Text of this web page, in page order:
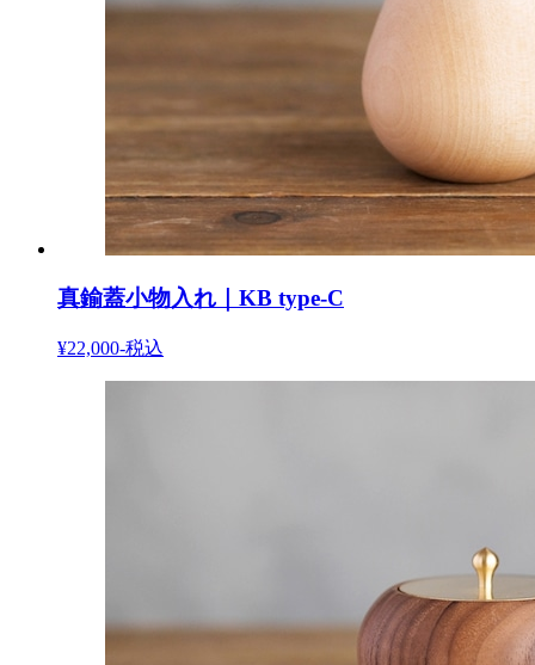
真鍮蓋小物入れ｜KB type-C
¥22,000-税込